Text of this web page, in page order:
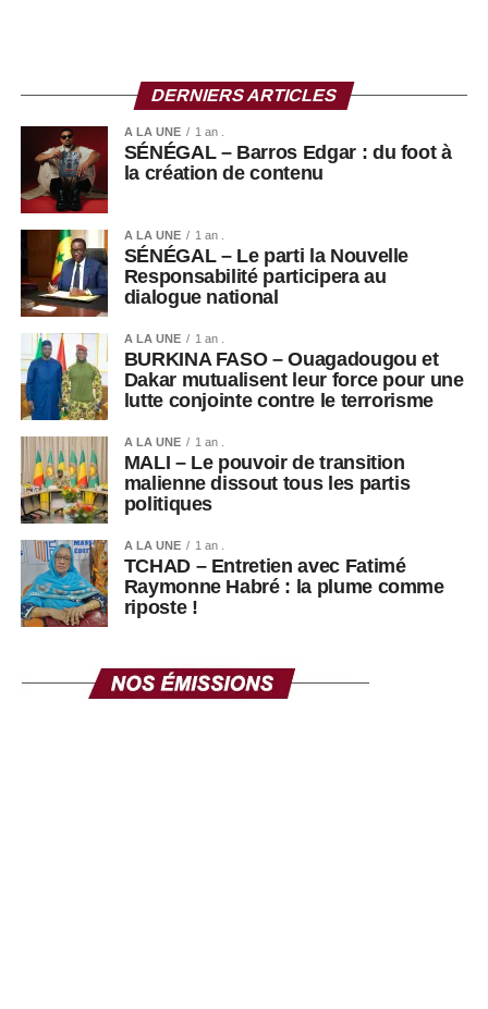
DERNIERS ARTICLES
A LA UNE 1 an .
SÉNÉGAL – Barros Edgar : du foot à
la création de contenu
A LA UNE 1 an .
SÉNÉGAL – Le parti la Nouvelle
Responsabilité participera au
dialogue national
A LA UNE 1 an .
BURKINA FASO – Ouagadougou et
Dakar mutualisent leur force pour une
lutte conjointe contre le terrorisme
A LA UNE 1 an .
MALI – Le pouvoir de transition
malienne dissout tous les partis
politiques
A LA UNE 1 an .
TCHAD – Entretien avec Fatimé
Raymonne Habré : la plume comme
riposte !